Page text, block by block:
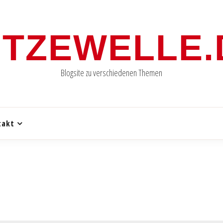
Blogsite zu verschiedenen Themen